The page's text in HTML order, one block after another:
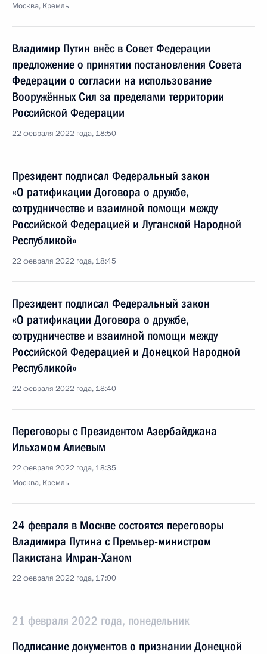
Москва, Кремль
Владимир Путин внёс в Совет Федерации
предложение о принятии постановления Совета
Федерации о согласии на использование
Вооружённых Сил за пределами территории
Российской Федерации
22 февраля 2022 года, 18:50
Президент подписал Федеральный закон
«О ратификации Договора о дружбе,
сотрудничестве и взаимной помощи между
Российской Федерацией и Луганской Народной
Республикой»
22 февраля 2022 года, 18:45
Президент подписал Федеральный закон
«О ратификации Договора о дружбе,
сотрудничестве и взаимной помощи между
Российской Федерацией и Донецкой Народной
Республикой»
22 февраля 2022 года, 18:40
Переговоры с Президентом Азербайджана
Ильхамом Алиевым
22 февраля 2022 года, 18:35
Москва, Кремль
24 февраля в Москве состоятся переговоры
Владимира Путина с Премьер-министром
Пакистана Имран-Ханом
22 февраля 2022 года, 17:00
21 февраля 2022 года, понедельник
Подписание документов о признании Донецкой